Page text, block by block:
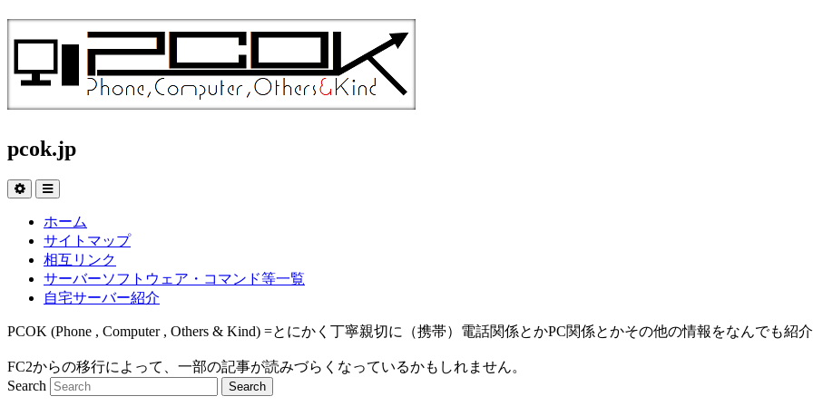
pcok.jp
ホーム
サイトマップ
相互リンク
サーバーソフトウェア・コマンド等一覧
自宅サーバー紹介
PCOK (Phone , Computer , Others & Kind) =とにかく丁寧親切に（携帯）電話関係とかPC関係とかその他の情報をなんでも紹
FC2からの移行によって、一部の記事が読みづらくなっているかもしれません。
Search